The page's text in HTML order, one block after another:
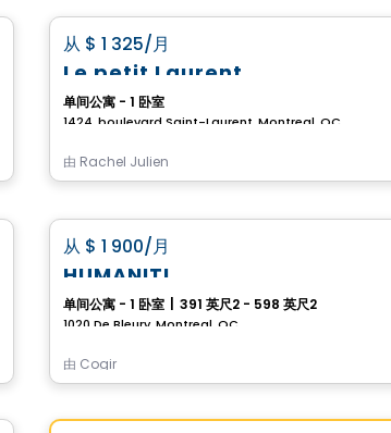
从 $ 1 325/月
Le petit Laurent
单间公寓 - 1 卧室
1424, boulevard Saint-Laurent, Montreal, QC
由 Rachel Julien
从 $ 1 900/月
HUMANITI
单间公寓 - 1 卧室 391 英尺2 - 598 英尺2
1020 De Bleury, Montreal, QC
由 Cogir